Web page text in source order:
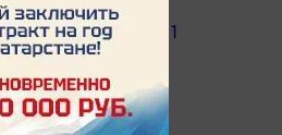
press/%D0%9F9511
в наших